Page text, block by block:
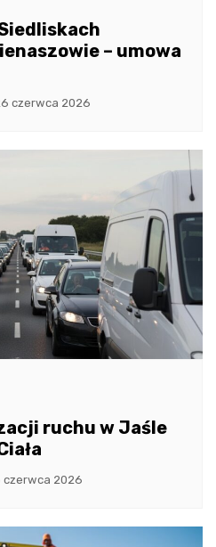
– umowa
czerwca 2026
ruchu w Jaśle
czerwca 2026